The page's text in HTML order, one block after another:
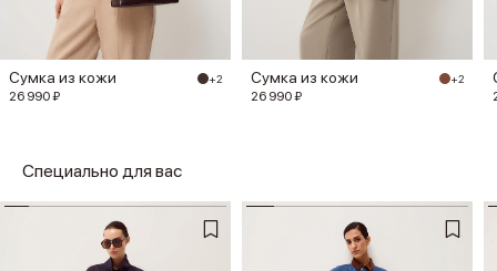
Сумка из кожи +2
26 990 ₽
Сумка из кожи +2
26 990 ₽
Специально для вас